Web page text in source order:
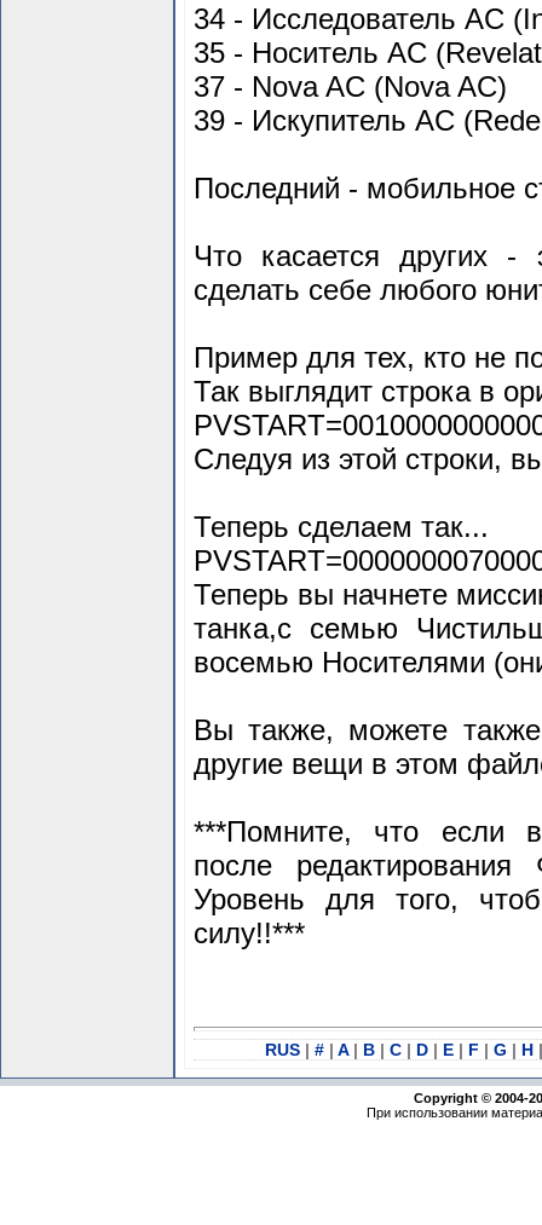
34 - Исследователь AC
35 - Носитель AC
37 - Nova AC (Nova AC)
39 - Искупитель AC
Последний - мобильное
Что касается других -
сделать себе любого
Пример для тех, кто не
Так выглядит строка в
Следуя из этой строки,
Теперь сделаем так...
Теперь вы начнете
танка,с семью
восемью Носителями
Вы также, можете
другие вещи в этом
***Помните, что если
после
Уровень для того,
силу!!***
RUS | # | A | B | C | D | E | F | G | H |
Copyright © 2004-
При использовании